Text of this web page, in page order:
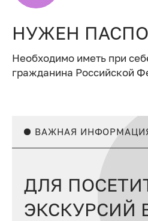
НУЖЕН
Необходимо иметь при
гражданина Российской
ВАЖНАЯ
ДЛЯ
ЭКСКУРСИЙ